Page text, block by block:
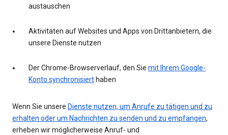
austauschen
Aktivitäten auf Websites und Apps von Drittanbietern, die
unsere Dienste nutzen
Der Chrome-Browserverlauf, den Sie mit Ihrem Google-
Konto synchronisiert haben
Wenn Sie unsere Dienste nutzen, um Anrufe zu tätigen und zu
erhalten oder um Nachrichten zu senden und zu empfangen,
erheben wir möglicherweise Anruf- und